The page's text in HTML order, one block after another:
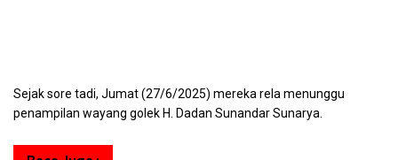
Sejak sore tadi, Jumat (27/6/2025) mereka rela menunggu
penampilan wayang golek H. Dadan Sunandar Sunarya.